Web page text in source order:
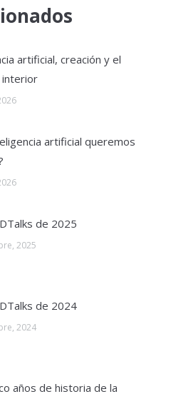
artificial, creación y el
artificial queremos
de 2025
2025
de 2024
2024
años de historia de la